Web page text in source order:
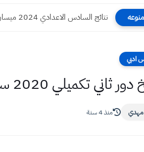
نتائج السادس الاعدادي 2024 ميسان الدور الثاني
ادبي
تكميلي 2020 سادس ادبي
مهدي منذ 4 سنة